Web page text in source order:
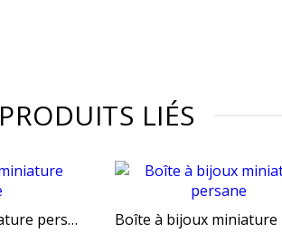
PRODUITS LIÉS
Boîte à bijoux miniature persane